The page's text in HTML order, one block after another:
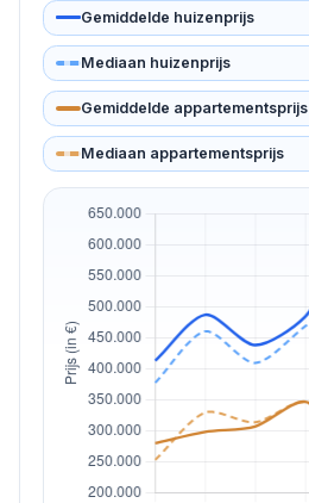
Gemiddelde huizenprijs
Mediaan huizenprijs
Gemiddelde appartementsprijs
Mediaan appartementsprijs